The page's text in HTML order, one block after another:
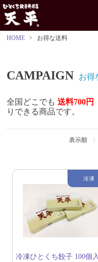
HOME お得な送料
CAMPAIGN お得
全国どこでも送料700円
りできる商品です。
表示順 :
冷凍ひとくち餃子 100個